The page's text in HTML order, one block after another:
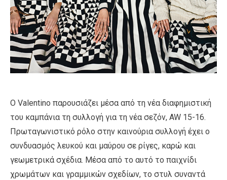
Ο Valentino παρουσιάζει μέσα από τη νέα διαφημιστική
του καμπάνια τη συλλογή για τη νέα σεζόν, AW 15-16.
Πρωταγωνιστικό ρόλο στην καινούρια συλλογή έχει ο
συνδυασμός λευκού και μαύρου σε ρίγες, καρώ και
γεωμετρικά σχέδια. Μέσα από το αυτό το παιχνίδι
χρωμάτων και γραμμικών σχεδίων, το στυλ συναντά